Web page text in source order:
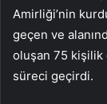
Amirliği’nin
geçen ve
oluşan 75 kişilik
süreci geçirdi.